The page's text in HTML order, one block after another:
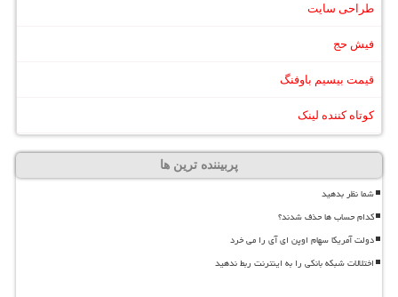
طراحی سایت
فیش حج
قیمت بیسیم باوفنگ
کوتاه کننده لینک
پربیننده ترین ها
شما نظر بدهید
کدام حساب ها حذف شدند؟
دولت آمریکا سهام اوپن ای آی را می خرد
اختلالات شبکه بانکی را به اینترنت ربط ندهید